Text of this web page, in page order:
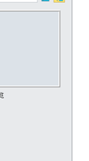
激活码